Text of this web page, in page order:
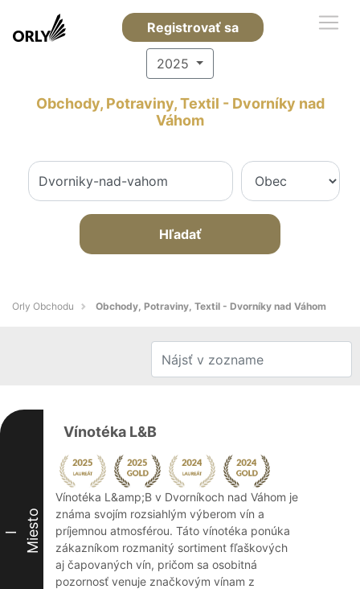
Registrovať sa
2025
Obchody, Potraviny, Textil - Dvorníky nad
Váhom
Hľadať
Orly Obchodu Obchody, Potraviny, Textil - Dvorníky nad Váhom
I Miesto
Vínotéka L&B
Vínotéka L&amp;B v Dvorníkoch nad Váhom je
známa svojím rozsiahlým výberom vín a
príjemnou atmosférou. Táto vínotéka ponúka
zákazníkom rozmanitý sortiment fľaškových
aj čapovaných vín, pričom sa osobitná
pozornosť venuje značkovým vínam z